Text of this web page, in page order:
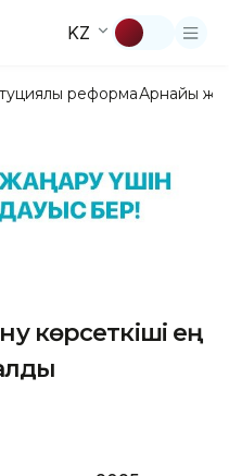
KZ
реформаАрнайы
көрсеткіші ең